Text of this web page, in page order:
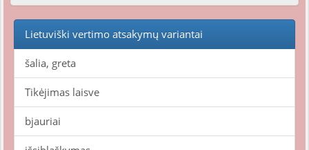
Lietuviški vertimo atsakymų variantai
šalia, greta
Tikėjimas laisve
bjauriai